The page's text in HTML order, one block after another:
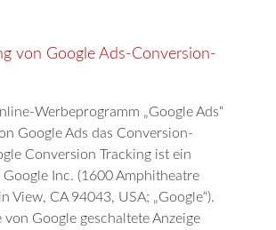
von Google Ads-Conversion-
Werbeprogramm „Google Ads“
Google Ads das Conversion-
Conversion Tracking ist ein
Inc. (1600 Amphitheatre
View, CA 94043, USA; „Google“).
von Google geschaltete Anzeige